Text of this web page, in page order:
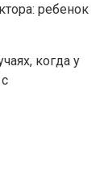
ребенок
когда у